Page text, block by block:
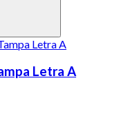
Letra A